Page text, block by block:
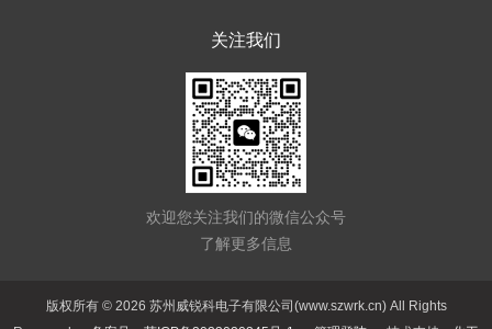
关注我们
欢迎您关注我们的微信公众号
了解更多信息
版权所有 © 2026 苏州威锐科电子有限公司(www.szwrk.cn) All Rights